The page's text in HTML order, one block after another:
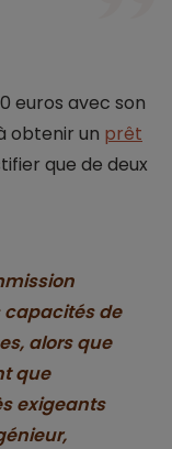
euros avec son
obtenir un prêt
que de deux
capacités de
alors que
que
exigeants